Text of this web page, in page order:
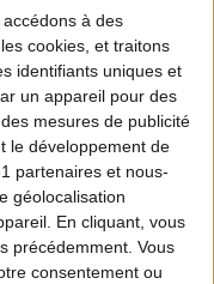
à des
cookies, et traitons
identifiants uniques et
un appareil pour des
mesures de publicité
le développement de
partenaires et nous-
géolocalisation
En cliquant, vous
précédemment. Vous
consentement ou